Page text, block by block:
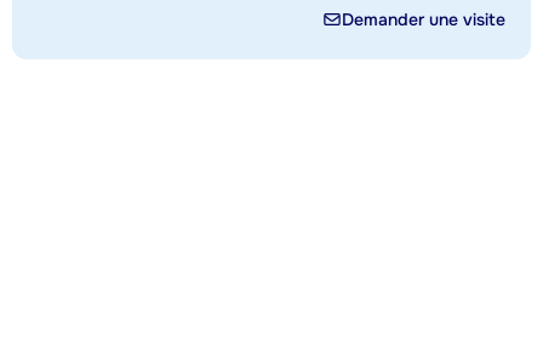
Demander une visite